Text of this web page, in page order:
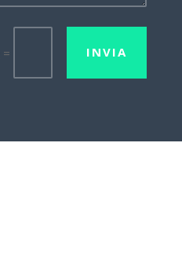
= INVIA